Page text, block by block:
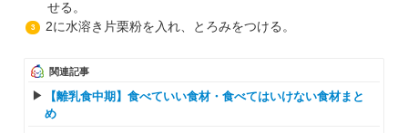
せる。
3 2に水溶き片栗粉を入れ、とろみをつける。
関連記事
【離乳食中期】食べていい食材・食べてはいけない食材まと
め